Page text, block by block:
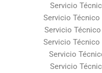
Servicio
Servicio Técnico
Servicio Técnico
Servicio Técnico
Servicio
Servicio